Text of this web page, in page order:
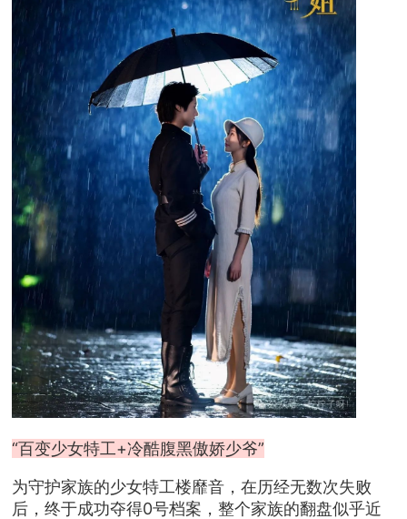
“百变少女特工+冷酷腹黑傲娇少爷”
为守护家族的少女特工楼靡音，在历经无数次失败
后，终于成功夺得0号档案，整个家族的翻盘似乎近